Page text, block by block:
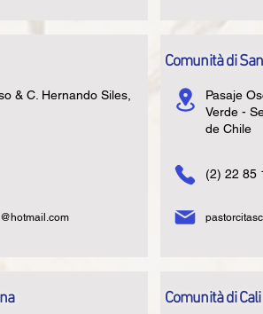
& C. Hernando Siles,
Comunità di
Pasaje
Verde -
de Chile
(2) 22 85
Comunità di Cali